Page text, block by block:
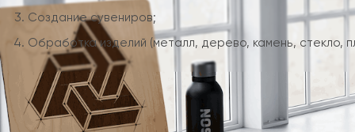
Создание сувениров;
Обработка изделий (металл, дерево, камень, стекло,